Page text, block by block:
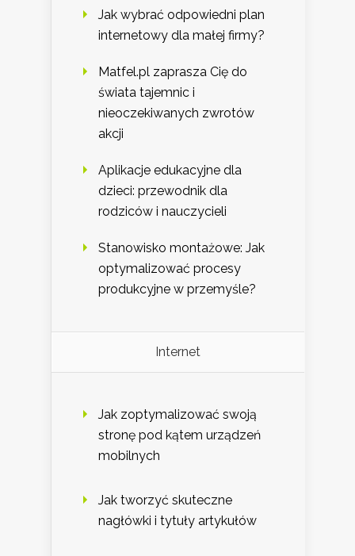
Jak wybrać odpowiedni plan
internetowy dla małej firmy?
Matfel.pl zaprasza Cię do
świata tajemnic i
nieoczekiwanych zwrotów
akcji
Aplikacje edukacyjne dla
dzieci: przewodnik dla
rodziców i nauczycieli
Stanowisko montażowe: Jak
optymalizować procesy
produkcyjne w przemyśle?
Internet
Jak zoptymalizować swoją
stronę pod kątem urządzeń
mobilnych
Jak tworzyć skuteczne
nagłówki i tytuły artykułów